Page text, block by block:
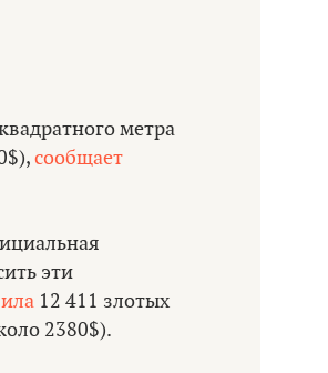
метра
сообщает
эти
12 411 злотых
2380$).